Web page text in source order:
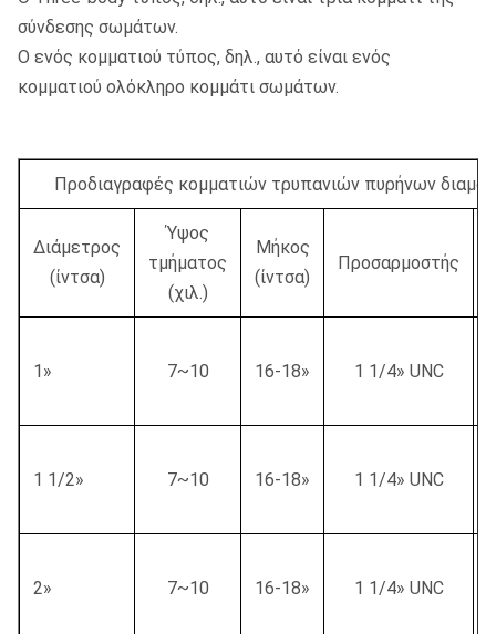
σύνδεσης σωμάτων.
Ο ενός κομματιού τύπος, δηλ., αυτό είναι ενός
κομματιού ολόκληρο κομμάτι σωμάτων.
Προδιαγραφές κομματιών τρυπανιών πυρήνων
Διάμετρος
(ίντσα)
Ύψος
τμήματος
(χιλ.)
Μήκος
(ίντσα)
Προσαρμοστής
1» 7~10 16-18» 1 1/4» UNC
1 1/2» 7~10 16-18» 1 1/4» UNC
2» 7~10 16-18» 1 1/4» UNC